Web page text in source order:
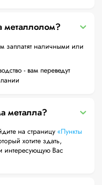
металлолом?
заплатят наличными или
- вам переведут
металла?
на страницу «Пункты
хотите здать,